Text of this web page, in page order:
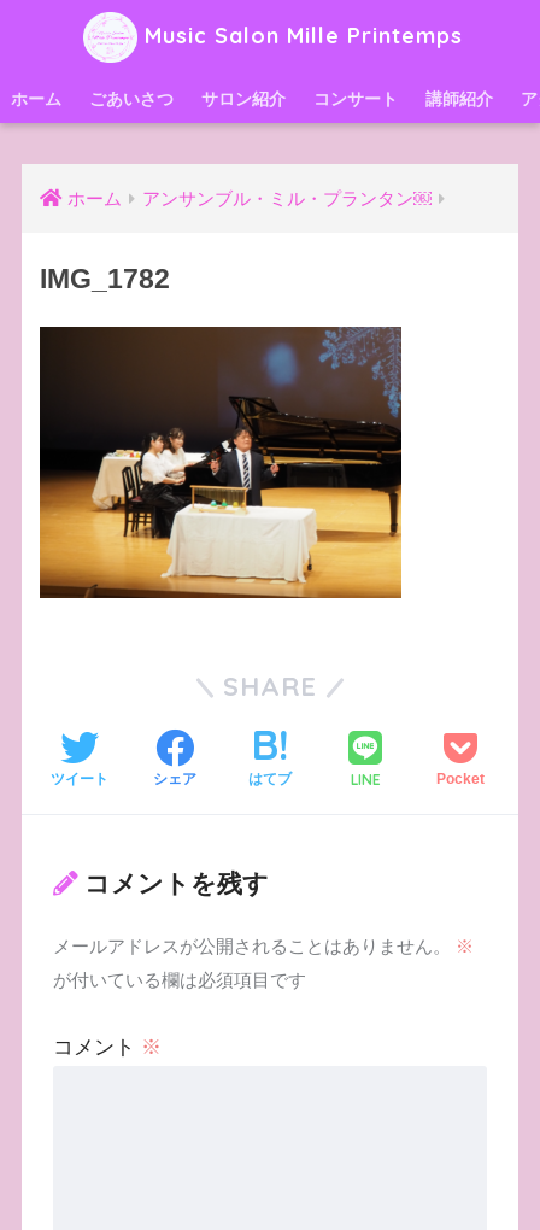
Music Salon Mille Printemps
ホーム ごあいさつ サロン紹介 コンサート 講師紹介
ホーム アンサンブル・ミル・プランタン￼
IMG_1782
SHARE
ツイート シェア はてブ LINE Pocket
コメントを残す
メールアドレスが公開されることはありません。
※
が付いている欄は必須項目です
コメント ※